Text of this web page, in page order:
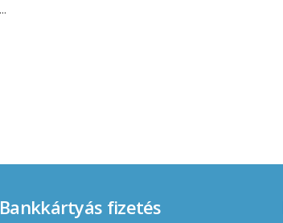
Bankkártyás fizetés